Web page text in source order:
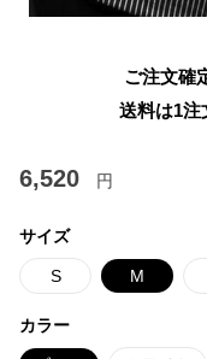
ご注文確
送料は1注
6,520 円
サイズ
S M
カラー